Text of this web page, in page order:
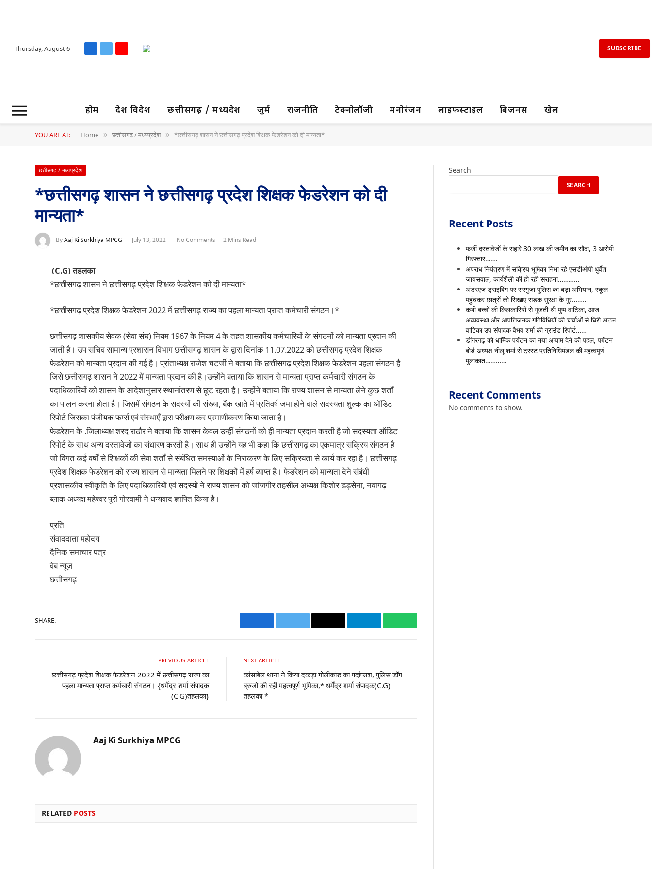
Thursday, August 6 Facebook
X
YouTube SUBSCRIBE
होम देश विदेश छत्तीसगढ़ / मध्यप्रदेश जुर्म राजनीति टेक्नोलॉजी मनोरंजन लाइफस्टाइल बिज़नस खेल
YOU ARE AT: Home » छत्तीसगढ़ / मध्यप्रदेश » *छत्तीसगढ़ शासन ने छत्तीसगढ़ प्रदेश शिक्षक फेडरेशन को दी मान्यता*
छत्तीसगढ़ / मध्यप्रदेश
*छत्तीसगढ़ शासन ने छत्तीसगढ़ प्रदेश शिक्षक फेडरेशन को दी
मान्यता*
ByAaj Ki Surkhiya MPCG July 13, 2022 No Comments 2 Mins Read
(C.G) तहलका
*छत्तीसगढ़ शासन ने छत्तीसगढ़ प्रदेश शिक्षक फेडरेशन को दी मान्यता*
*छत्तीसगढ़ प्रदेश शिक्षक फेडरेशन 2022 में छत्तीसगढ़ राज्य का पहला मान्यता प्राप्त कर्मचारी संगठन।*
छत्तीसगढ़ शासकीय सेवक (सेवा संघ) नियम 1967 के नियम 4 के तहत शासकीय कर्मचारियों के संगठनों को मान्यता प्रदान की
जाती है। उप सचिव सामान्य प्रशासन विभाग छत्तीसगढ़ शासन के द्वारा दिनांक 11.07.2022 को छत्तीसगढ़ प्रदेश शिक्षक
फेडरेशन को मान्यता प्रदान की गई है। प्रांताध्यक्ष राजेश चटर्जी ने बताया कि छत्तीसगढ़ प्रदेश शिक्षक फेडरेशन पहला संगठन है
जिसे छत्तीसगढ़ शासन ने 2022 में मान्यता प्रदान की है।उन्होंने बताया कि शासन से मान्यता प्राप्त कर्मचारी संगठन के
पदाधिकारियों को शासन के आदेशानुसार स्थानांतरण से छूट रहता है। उन्होंने बताया कि राज्य शासन से मान्यता लेने कुछ शर्तों
का पालन करना होता है। जिसमें संगठन के सदस्यों की संख्या, बैंक खाते में प्रतिवर्ष जमा होने वाले सदस्यता शुल्क का ऑडिट
रिपोर्ट जिसका पंजीयक फर्म्स एवं संस्थाएँ द्वारा परीक्षण कर प्रमाणीकरण किया जाता है।
फेडरेशन के .जिलाध्यक्ष शरद राठौर ने बताया कि शासन केवल उन्हीं संगठनों को ही मान्यता प्रदान करती है जो सदस्यता ऑडिट
रिपोर्ट के साथ अन्य दस्तावेजों का संधारण करती है। साथ ही उन्होंने यह भी कहा कि छत्तीसगढ़ का एकमात्र सक्रिय संगठन है
जो विगत कई वर्षों से शिक्षकों की सेवा शर्तों से संबंधित समस्याओं के निराकरण के लिए सक्रियता से कार्य कर रहा है। छत्तीसगढ़
प्रदेश शिक्षक फेडरेशन को राज्य शासन से मान्यता मिलने पर शिक्षकों में हर्ष व्याप्त है। फेडरेशन को मान्यता देने संबंधी
प्रशासकीय स्वीकृति के लिए पदाधिकारियों एवं सदस्यों ने राज्य शासन को जांजगीर तहसील अध्यक्ष किशोर डड़सेना, नवागढ़
ब्लाक अध्यक्ष महेश्वर पूरी गोस्वामी ने धन्यवाद ज्ञापित किया है।
प्रति
संवाददाता महोदय
दैनिक समाचार पत्र
वेब न्यूज़
छत्तीसगढ़
SHARE.
FacebookTwitter Email TelegramWhatsApp
PREVIOUS ARTICLE
छत्तीसगढ़ प्रदेश शिक्षक फेडरेशन 2022 में छत्तीसगढ़ राज्य का
पहला मान्यता प्राप्त कर्मचारी संगठन। {धर्मेंद्र शर्मा संपादक
(C.G)तहलका}
NEXT ARTICLE
कांसाबेल थाना ने किया दकड़ा गोलीकांड का पर्दाफाश, पुलिस डॉग
ब्रुजो की रही महत्वपूर्ण भूमिका,* धर्मेंद्र शर्मा संपादक(C.G)
तहलका *
Aaj Ki Surkhiya MPCG
RELATED POSTS
Search
SEARCH
Recent Posts
फर्जी दस्तावेजों के सहारे 30 लाख की जमीन का सौदा, 3 आरोपी
गिरफ्तार…….
अपराध नियंत्रण में सक्रिय भूमिका निभा रहे एसडीओपी धुर्वेश
जायसवाल, कार्यशैली की हो रही सराहना…………
अंडरएज ड्राइविंग पर सरगुजा पुलिस का बड़ा अभियान, स्कूल
पहुंचकर छात्रों को सिखाए सड़क सुरक्षा के गुर………
कभी बच्चों की किलकारियों से गूंजती थी पुष्प वाटिका, आज
अव्यवस्था और आपत्तिजनक गतिविधियों की चर्चाओं से घिरी अटल
वाटिका उप संपादक वैभव शर्मा की ग्राउंड रिपोर्ट……
डोंगरगढ़ को धार्मिक पर्यटन का नया आयाम देने की पहल, पर्यटन
बोर्ड अध्यक्ष नीलू शर्मा से ट्रस्ट प्रतिनिधिमंडल की महत्वपूर्ण
मुलाकात…………
Recent Comments
No comments to show.